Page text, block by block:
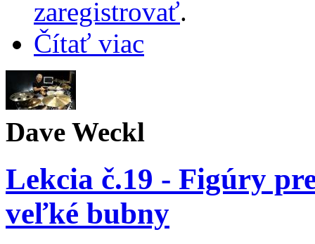
zaregistrovať.
Čítať viac
Dave Weckl
Lekcia č.19 - Figúry
veľké bubny